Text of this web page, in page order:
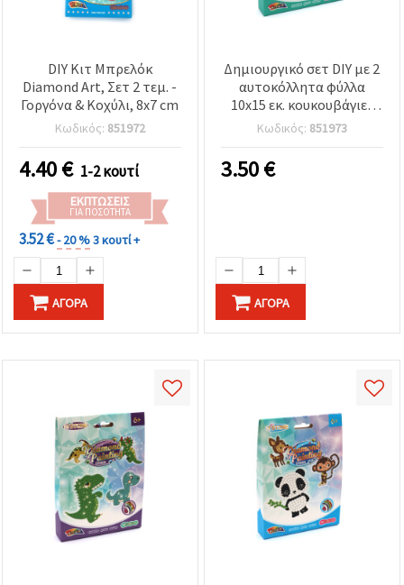
DIY Κιτ Μπρελόκ
Diamond Art, Σετ 2 τεμ. -
Γοργόνα & Κοχύλι, 8x7 cm
Κωδικός: 851972
4.40€ 1-2 κουτί
ΕΚΠΤΏΣΕΙΣ
ΓΙΑ ΠΟΣΌΤΗΤΑ
3.52 €- 20 %3 κουτί +
ΑΓΟΡΆ
Δημιουργικό σετ DIY με 2
αυτοκόλλητα φύλλα
10x15 εκ. κουκουβάγιες
και πεταλούδες με στρας
Κωδικός: 851973
3.50€
ΑΓΟΡΆ